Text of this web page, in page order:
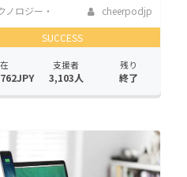
ノロジー・
cheerpodjp
SUCCESS
支援者
3,103人
残り
終了